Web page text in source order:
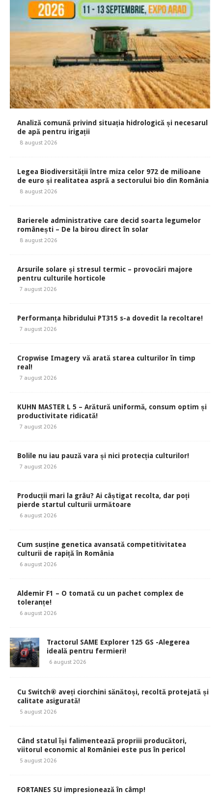
Analiză comună privind situația hidrologică și necesarul
de apă pentru irigații
8 august 2026
Legea Biodiversității între miza celor 972 de milioane
de euro și realitatea aspră a sectorului bio din România
8 august 2026
Barierele administrative care decid soarta legumelor
românești – De la birou direct în solar
8 august 2026
Arsurile solare și stresul termic – provocări majore
pentru culturile horticole
7 august 2026
Performanța hibridului PT315 s-a dovedit la recoltare!
7 august 2026
Cropwise Imagery vă arată starea culturilor în timp
real!
7 august 2026
KUHN MASTER L 5 – Arătură uniformă, consum optim și
productivitate ridicată!
7 august 2026
Bolile nu iau pauză vara și nici protecția culturilor!
7 august 2026
Producții mari la grâu? Ai câștigat recolta, dar poți
pierde startul culturii următoare
6 august 2026
Cum susține genetica avansată competitivitatea
culturii de rapiță în România
6 august 2026
Aldemir F1 – O tomată cu un pachet complex de
toleranțe!
6 august 2026
Tractorul SAME Explorer 125 GS -Alegerea
ideală pentru fermieri!
6 august 2026
Cu Switch® aveți ciorchini sănătoși, recoltă protejată și
calitate asigurată!
5 august 2026
Când statul își falimentează propriii producători,
viitorul economic al României este pus în pericol
5 august 2026
FORTANES SU impresionează în câmp!